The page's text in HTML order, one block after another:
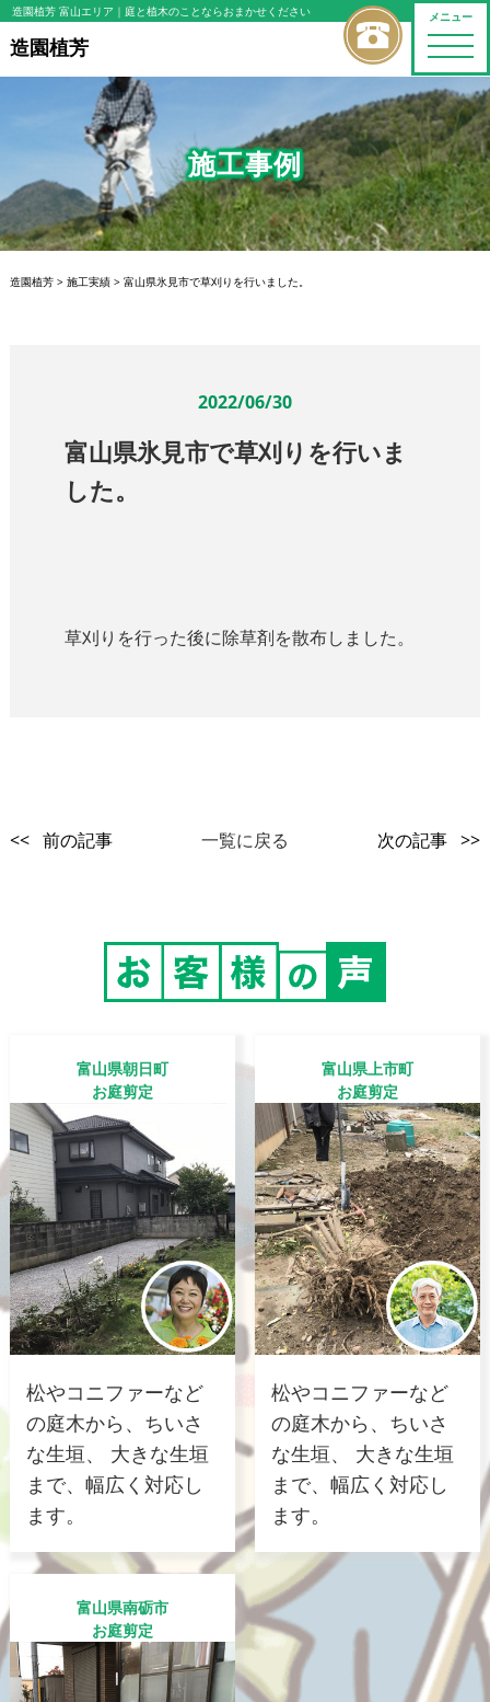
メニュー
toggle
造園植芳 富山エリア ｜庭と植木のことならおまかせください
造園植芳
施工事例
造園植芳> 施工実績> 富山県氷見市で草刈りを行いました。
2022/06/30
富山県氷見市で草刈りを行いま
した。
草刈りを行った後に除草剤を散布しました。
<< 前の記事 一覧に戻る 次の記事 >>
富山県朝日町
お庭剪定
松やコニファーなど
の庭木から、ちいさ
な生垣、 大きな生垣
まで、幅広く対応し
ます。
富山県上市町
お庭剪定
松やコニファーなど
の庭木から、ちいさ
な生垣、 大きな生垣
まで、幅広く対応し
ます。
富山県南砺市
お庭剪定